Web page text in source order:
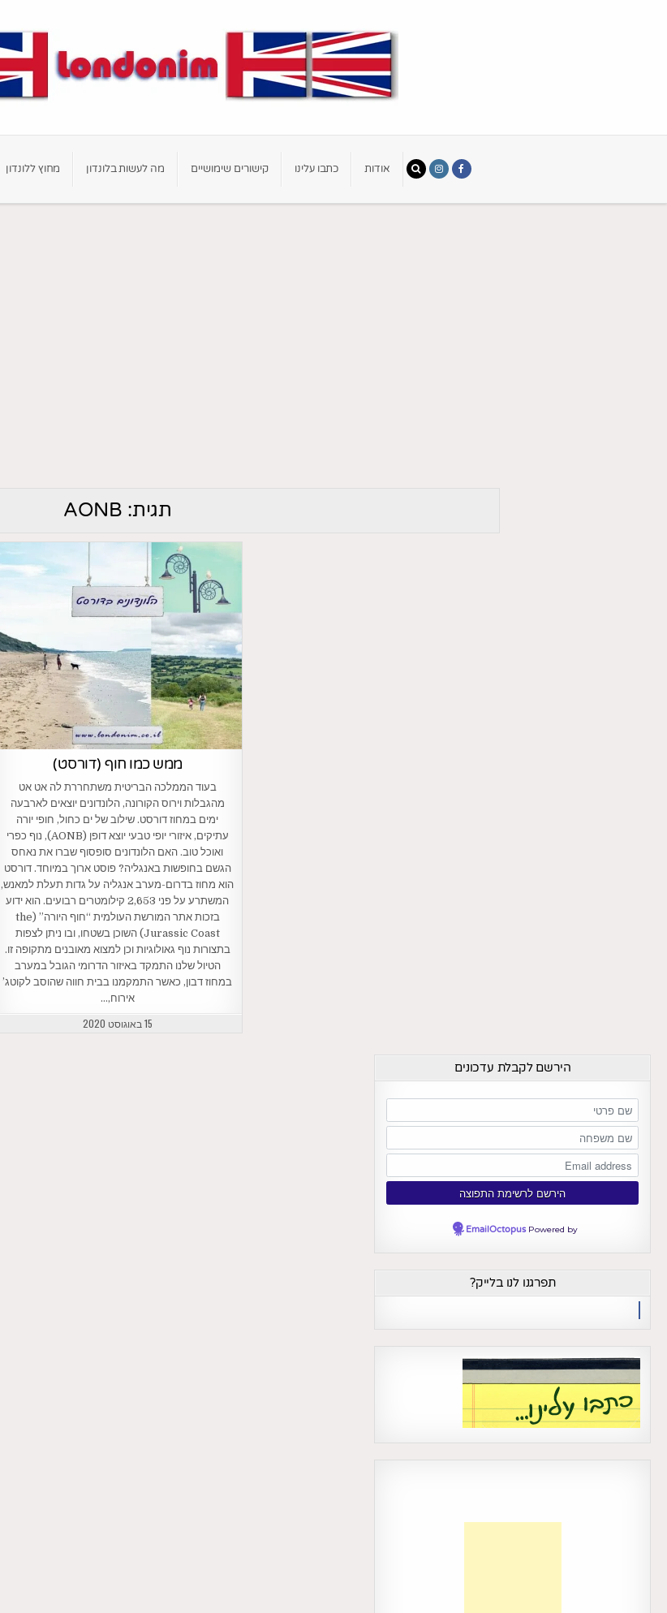
מחוץ ללונדון מה לעשות בלונדון קישורים שימושיים כתבו עלינו אודות
תגית: AONB
ממש כמו חוף (דורסט)
בעוד הממלכה הבריטית משתחררת לה אט אט
מהגבלות וירוס הקורונה, הלונדונים יוצאים לארבעה
ימים במחוז דורסט. שילוב של ים כחול, חופי יורה
עתיקים, איזורי יופי טבעי יוצא דופן (AONB), נוף כפרי
ואוכל טוב. האם הלונדונים סופסוף שברו את נאחס
הגשם בחופשות באנגליה? פוסט ארוך במיוחד. דורסט
הוא מחוז בדרום-מערב אנגליה על גדות תעלת למאנש,
המשתרע על פני 2,653 קילומטרים רבועים. הוא ידוע
בזכות אתר המורשת העולמית “חוף היורה” (the
Jurassic Coast) השוכן בשטחו, ובו ניתן לצפות
בתצורות נוף גאולוגיות וכן למצוא מאובנים מתקופה זו.
הטיול שלנו התמקד באיזור הדרומי הגובל במערב
במחוז דבון, כאשר התמקמנו בבית חווה שהוסב לקוטג’
אירוח,…
15 באוגוסט 2020
הירשם לקבלת עדכונים
Powered by
EmailOctopus
תפרגנו לנו בלייק?